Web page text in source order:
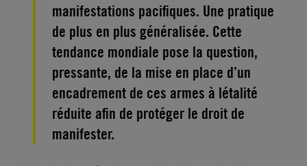
manifestations pacifiques. Une pratique
de plus en plus généralisée. Cette
tendance mondiale pose la question,
pressante, de la mise en place d’un
encadrement de ces armes à létalité
réduite afin de protéger le droit de
manifester.